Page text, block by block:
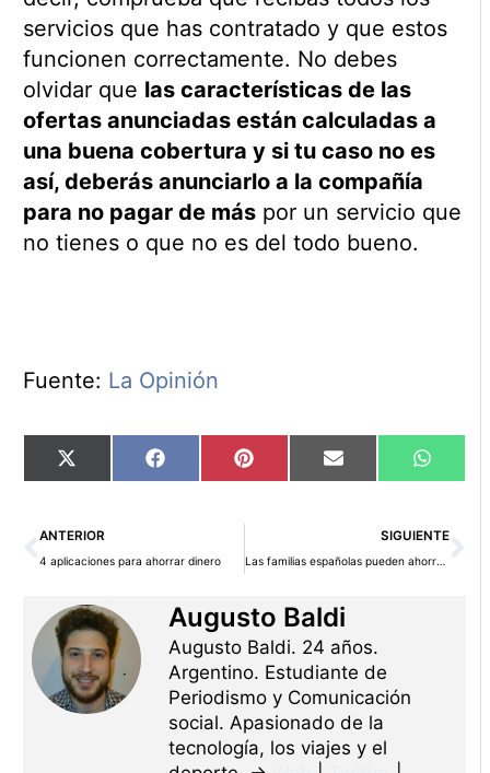
servicios que has contratado y que estos
funcionen correctamente. No debes
olvidar que las características de las
ofertas anunciadas están calculadas a
una buena cobertura y si tu caso no es
así, deberás anunciarlo a la compañía
para no pagar de máspor un servicio que
no tienes o que no es del todo bueno.
Fuente: La Opinión
Compartir
en
X
(Twitter)
Compartir
en
Facebook Compartir
en
Pinterest Compartir
en
Email
en
Ant
ANTERIOR
4 aplicaciones para ahorrar dinero
SIGUIENTE
Las familias españolas pueden ahorrar mil euros al año
Augusto Baldi
Augusto Baldi. 24 años.
Argentino. Estudiante de
Periodismo y Comunicación
social. Apasionado de la
tecnología, los viajes y el